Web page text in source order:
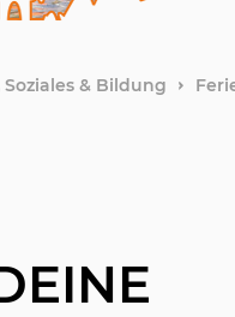
Soziales & Bildung